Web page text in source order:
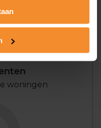
Huurwoningen
woningen